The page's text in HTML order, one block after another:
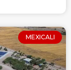
MEXICALI